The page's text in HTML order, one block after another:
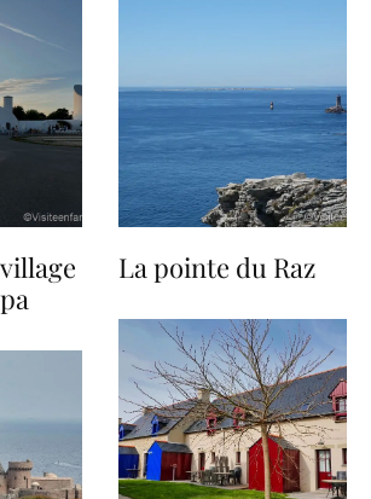
La pointe du Raz